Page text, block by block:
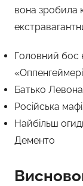
вона зробила
Головний бос
Батько Левона
Російська
Найбільш
Дементо